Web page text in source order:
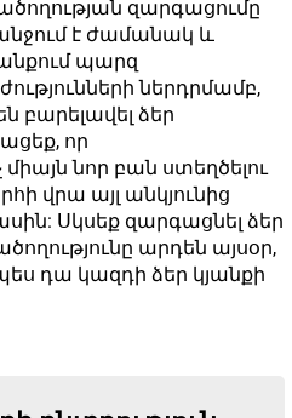
զարգացումը
է ժամանակ և
պարզ
ներդրմամբ,
բարելավել ձեր
որ
միայն նոր բան ստեղծելու
վրա այլ անկյունից
Սկսեք զարգացնել ձեր
արդեն այսօր,
դա կազդի ձեր կյանքի